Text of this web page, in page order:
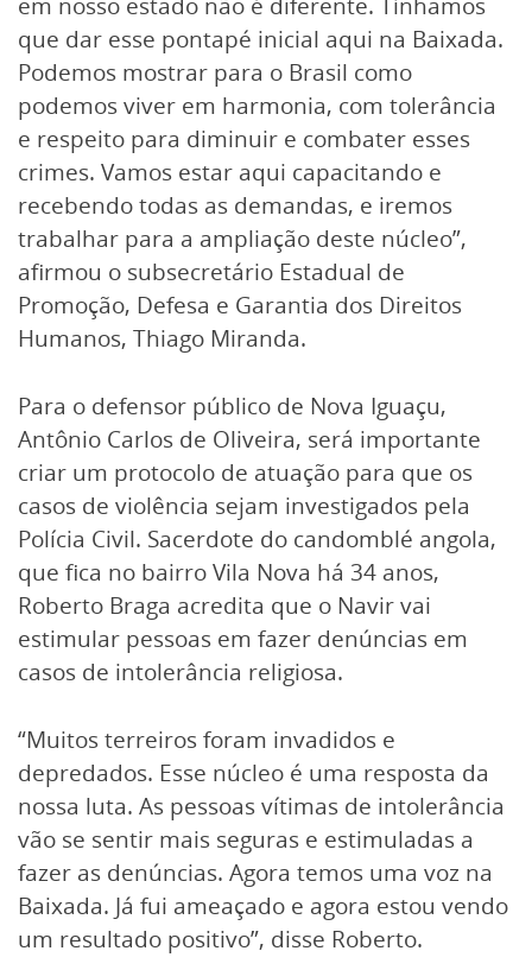
em nosso estado não é diferente. Tínhamos
que dar esse pontapé inicial aqui na Baixada.
Podemos mostrar para o Brasil como
podemos viver em harmonia, com tolerância
e respeito para diminuir e combater esses
crimes. Vamos estar aqui capacitando e
recebendo todas as demandas, e iremos
trabalhar para a ampliação deste núcleo”,
afirmou o subsecretário Estadual de
Promoção, Defesa e Garantia dos Direitos
Humanos, Thiago Miranda.
Para o defensor público de Nova Iguaçu,
Antônio Carlos de Oliveira, será importante
criar um protocolo de atuação para que os
casos de violência sejam investigados pela
Polícia Civil. Sacerdote do candomblé angola,
que fica no bairro Vila Nova há 34 anos,
Roberto Braga acredita que o Navir vai
estimular pessoas em fazer denúncias em
casos de intolerância religiosa.
“Muitos terreiros foram invadidos e
depredados. Esse núcleo é uma resposta da
nossa luta. As pessoas vítimas de intolerância
vão se sentir mais seguras e estimuladas a
fazer as denúncias. Agora temos uma voz na
Baixada. Já fui ameaçado e agora estou vendo
um resultado positivo”, disse Roberto.